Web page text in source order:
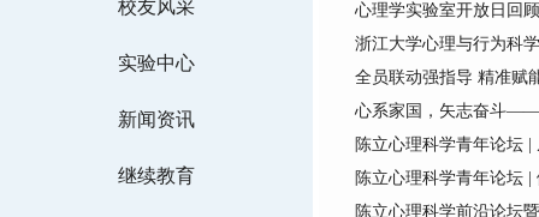
校友风采
实验中心
新闻资讯
继续教育
心理学实验室开放日回
浙江大学心理与行为科
全员联动强指导 精准
心系家国，矢志奋斗——
陈立心理科学青年论坛 |
陈立心理科学青年论坛
陈立心理科学前沿论坛